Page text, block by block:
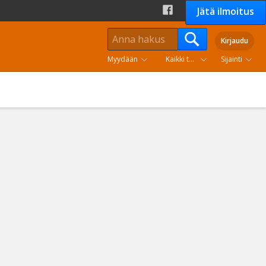
Jätä ilmoitus
Kirjaudu
Myydään
Kaikki tuoteryhmät Sijainti